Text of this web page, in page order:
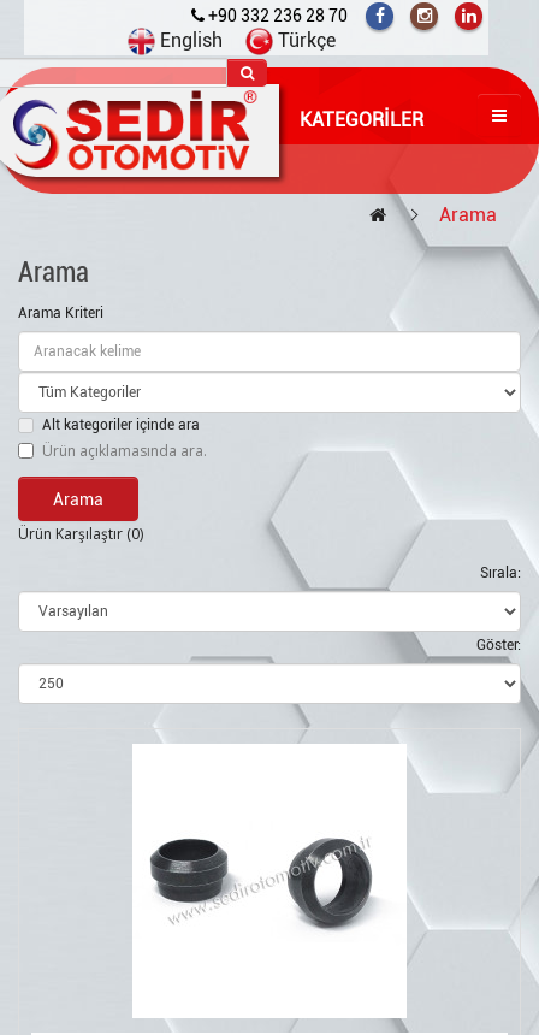
+90 332 236 28 70
English Türkçe
KATEGORILER
Arama
Arama
Arama Kriteri
Alt kategoriler içinde ara
Ürün açıklamasında ara.
Ürün Karşılaştır (0)
Sırala:
Göster: